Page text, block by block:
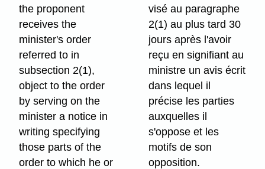
the proponent
receives the
minister's order
referred to in
subsection 2(1),
object to the order
by serving on the
minister a notice in
writing specifying
those parts of the
order to which he or
visé au paragraphe
2(1) au plus tard 30
jours après l'avoir
reçu en signifiant au
ministre un avis écrit
dans lequel il
précise les parties
auxquelles il
s'oppose et les
motifs de son
opposition.